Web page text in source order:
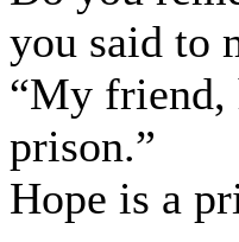
you said to
“My friend,
prison.”
Hope is a